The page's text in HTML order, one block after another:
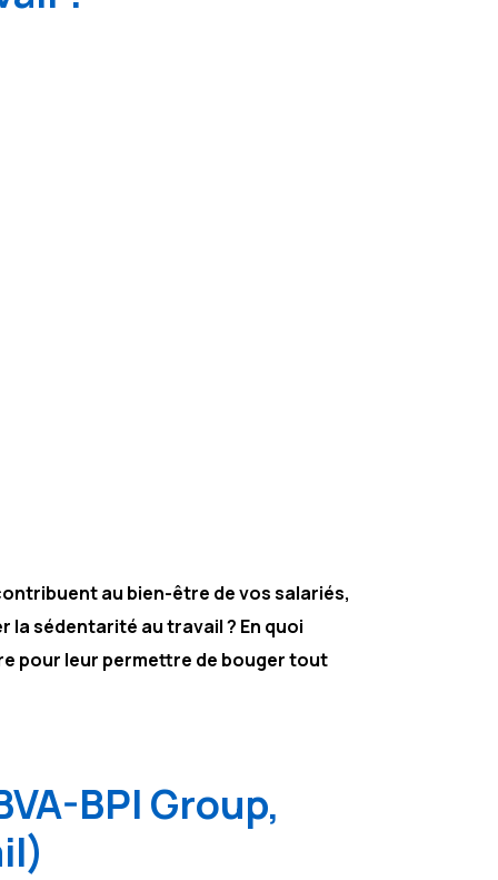
au bien-être de vos salariés,
sédentarité au travail ? En quoi
pour leur permettre de bouger tout
BPI Group,